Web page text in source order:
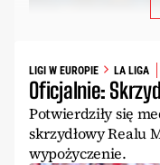
LIGI W EUROPIE LA LIGA
Oficjalnie:
Potwierdziły się
skrzydłowy Realu
wypożyczenie.